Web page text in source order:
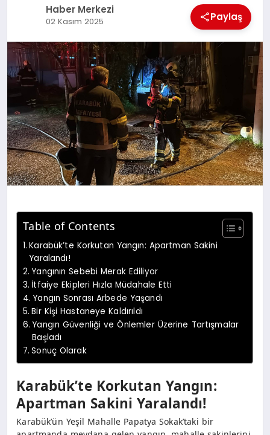
Haber Merkezi
02 Kasım 2025 Paylaş
Table of Contents
Karabük’te Korkutan Yangın: Apartman Sakini
Yaralandı!
Yangının Sebebi Merak Ediliyor
İtfaiye Ekipleri Hızla Müdahale Etti
Yangın Sonrası Arbede Yaşandı
Bir Kişi Hastaneye Kaldırıldı
Yangın Güvenliği ve Önlemler Üzerine Tartışmalar
Başladı
Sonuç Olarak
Karabük’te Korkutan Yangın:
Apartman Sakini Yaralandı!
Karabük’ün Yeşil Mahalle Papatya Sokak’taki bir